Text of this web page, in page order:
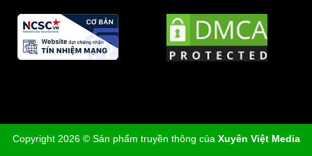
Copyright 2026 © Sản phẩm truyền thông của Xuyên Việt Media